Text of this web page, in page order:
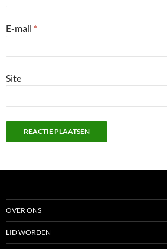
E-mail *
Site
OVER ONS
LID WORDEN